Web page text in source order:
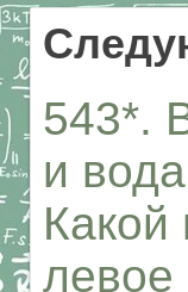
543*.
и
Какой
левое